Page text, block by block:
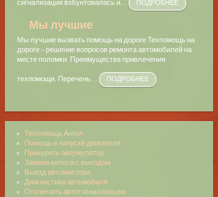
сигнализация взбунтовалась и… ПОДРОБНЕЕ
Мы лучшие
Мы лучшие вызвать помощь на дороге Техпомощь на
дороге – решение вопросов ремонта автомобилей на
месте поломки. Преимущества привлечения
техпомощи. Перечень… ПОДРОБНЕЕ
Техпомощь Ангел
Помощь в запуске двигателя.
Прикурить аккумулятор
Замена колеса с выездом
Выезд автомастера
Диагностика автомобиля
Отключить автосигнализацию